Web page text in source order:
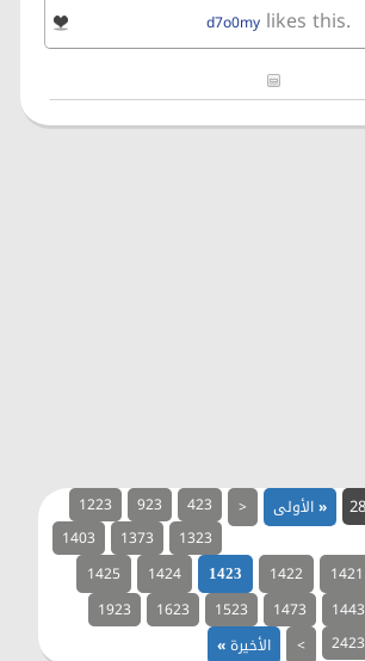
d7o0my likes this.
«الأولى <
423
923
1223
1323
1373
1403
1421
1422
1423
1424
1425
1443
1473
1523
1623
1923
2423
> الأخيرة»